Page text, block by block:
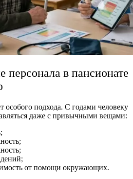
персонала в пансионате
особого подхода. С годами человеку
даже с привычными вещами:
от помощи окружающих.